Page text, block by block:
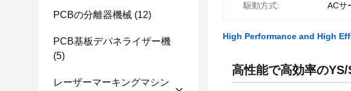
PCBの分離器機械 (12)
PCB基板デパネライザー機
(5)
レーザーマーキングマシン
駆動方式: ACサ
High Performance and High
高性能で高効率の